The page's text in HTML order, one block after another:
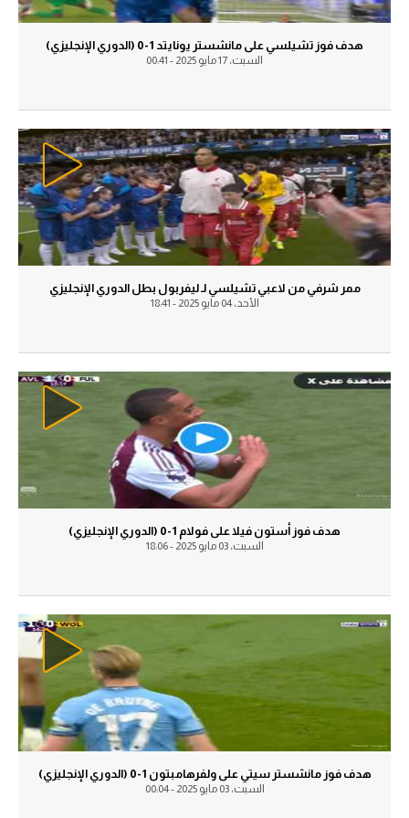
آراء حرة
بطولات
أمريكا 2026
الدوري المصري
الدوري الإنجليزي الممتاز
الدوري السعودي للمحترفين
دوري أبطال إفريقيا
الدوري المصري
الكرة الإفريقية
آراء حرة
بطولات
أمريكا 2026
الدوري المصري
الدوري الإنجليزي الممتاز
الدوري الإيطالي
الدوري الفرنسي
الدوري السعودي للمحترفين
دوري أبطال أوروبا
دوري أبطال إفريقيا
أقسام
الكرة المصرية
الدوري المصري
الكرة الأوروبية
منتخب مصر
هدف فوز تشيلسي على مانشستر يونايتد 1-0 (الدوري الإنجليزي)
السبت، 17 مايو 2025 - 00:41
ممر شرفي من لاعبي تشيلسي لـ ليفربول بطل الدوري الإنجليزي
الأحد، 04 مايو 2025 - 18:41
هدف فوز أستون فيلا على فولام 1-0 (الدوري الإنجليزي)
السبت، 03 مايو 2025 - 18:06
هدف فوز مانشستر سيتي على ولفرهامبتون 1-0 (الدوري الإنجليزي)
السبت، 03 مايو 2025 - 00:04